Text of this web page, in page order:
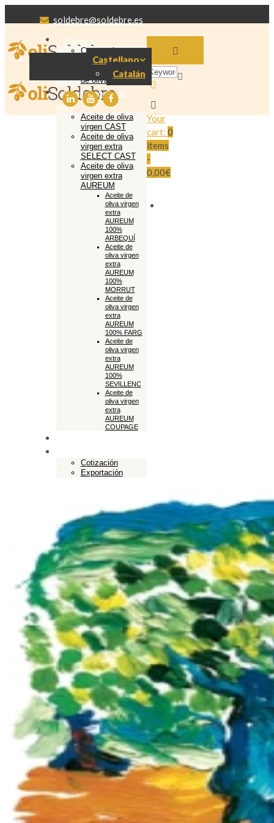
soldebre@soldebre.es
Castellano
Catalán
Empresa
Cooperativa
Soldebre
Producción aceite
de oliva
Nuestro aceite de
oliva
Aceite de oliva
virgen CAST
Aceite de oliva
virgen extra
SELECT CAST
Aceite de oliva
virgen extra
AUREUM
Aceite de
oliva virgen
extra
AUREUM
100%
ARBEQUÍ
Aceite de
oliva virgen
extra
AUREUM
100%
MORRUT
Aceite de
oliva virgen
extra
AUREUM
100% FARG
Aceite de
oliva virgen
extra
AUREUM
100%
SEVILLENC
Aceite de
oliva virgen
extra
AUREUM
COUPAGE
Cotización
Exportación
Your
cart: 0
items
-
0,00€
Empresa
Cooperativa Soldebre
Producción aceite de oliva
Nuestro aceite de oliva
Aceite de oliva virgen CAST
Aceite de oliva virgen extra SELECT CAST
Aceite de oliva virgen extra AUREUM
Aceite de oliva virgen extra AUREUM 100% ARBEQUÍ
Aceite de oliva virgen extra AUREUM 100% MORRUT
Aceite de oliva virgen extra AUREUM 100% FARG
Aceite de oliva virgen extra AUREUM 100% SEVILLENC
Aceite de oliva virgen extra AUREUM COUPAGE
Tienda online
Exportación
Cotización
Exportación